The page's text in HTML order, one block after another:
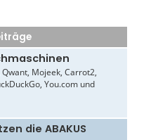
Mojeek, Carrot2,
You.com und
die ABAKUS